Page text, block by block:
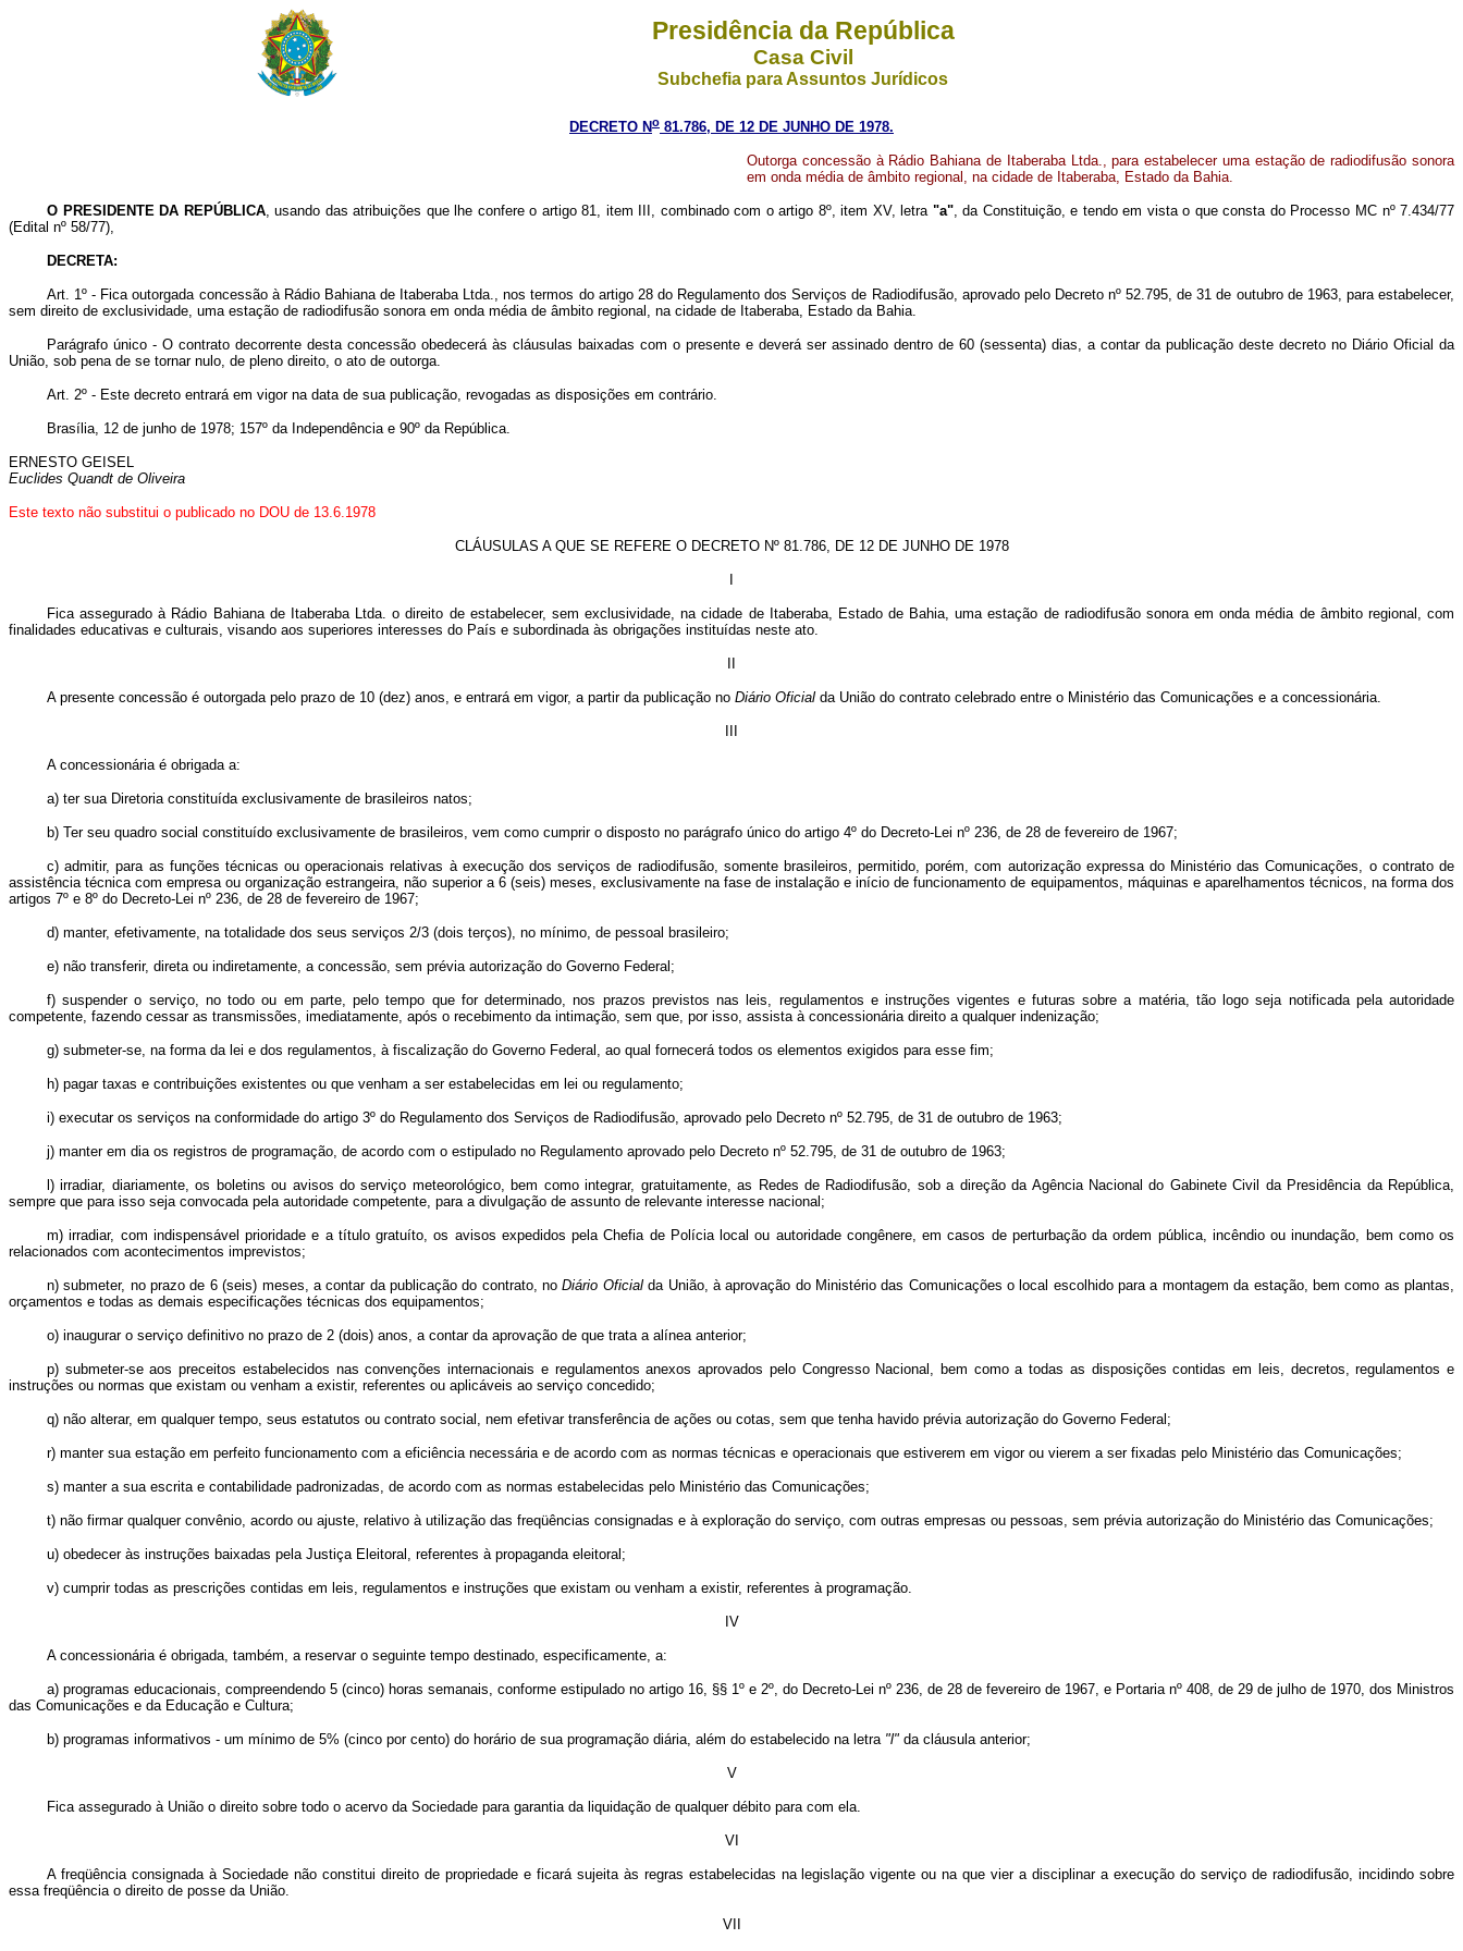
Presidência da República
Casa Civil
Subchefia para Assuntos Jurídicos
DECRETO No 81.786, DE 12 DE JUNHO DE 1978.
Outorga concessão à Rádio Bahiana de Itaberaba Ltda., para estabelecer uma estação de radiodifusão sonora
em onda média de âmbito regional, na cidade de Itaberaba, Estado da Bahia.
O PRESIDENTE DA REPÚBLICA, usando das atribuições que lhe confere o artigo 81, item III, combinado com o artigo 8º, item XV, letra "a", da Constituição, e tendo em vista o que consta do Processo MC nº 7.434/77
(Edital nº 58/77),
DECRETA:
Art. 1º - Fica outorgada concessão à Rádio Bahiana de Itaberaba Ltda., nos termos do artigo 28 do Regulamento dos Serviços de Radiodifusão, aprovado pelo Decreto nº 52.795, de 31 de outubro de 1963, para estabelecer,
sem direito de exclusividade, uma estação de radiodifusão sonora em onda média de âmbito regional, na cidade de Itaberaba, Estado da Bahia.
Parágrafo único - O contrato decorrente desta concessão obedecerá às cláusulas baixadas com o presente e deverá ser assinado dentro de 60 (sessenta) dias, a contar da publicação deste decreto no Diário Oficial da
União, sob pena de se tornar nulo, de pleno direito, o ato de outorga.
Art. 2º - Este decreto entrará em vigor na data de sua publicação, revogadas as disposições em contrário.
Brasília, 12 de junho de 1978; 157º da Independência e 90º da República.
ERNESTO GEISEL
Euclides Quandt de Oliveira
Este texto não substitui o publicado no DOU de 13.6.1978
CLÁUSULAS A QUE SE REFERE O DECRETO Nº 81.786, DE 12 DE JUNHODE 1978
Fica assegurado à Rádio Bahiana de Itaberaba Ltda. o direito de estabelecer, sem exclusividade, na cidade de Itaberaba, Estado de Bahia, uma estação de radiodifusão sonora em onda média de âmbito regional, com
finalidades educativas e culturais, visando aos superiores interesses do País e subordinada às obrigações instituídas neste ato.
A presente concessão é outorgada pelo prazo de 10 (dez) anos, e entrará em vigor, a partir da publicação no Diário Oficial da União do contrato celebrado entre o Ministério das Comunicações e a concessionária.
A concessionária é obrigada a:
a) ter sua Diretoria constituída exclusivamente de brasileiros natos;
b) Ter seu quadro social constituído exclusivamente de brasileiros, vem como cumprir o disposto no parágrafo único do artigo 4º do Decreto-Lei nº 236, de 28 de fevereiro de 1967;
c) admitir, para as funções técnicas ou operacionais relativas à execução dos serviços de radiodifusão, somente brasileiros, permitido, porém, com autorização expressa do Ministério das Comunicações, o contrato de
assistência técnica com empresa ou organização estrangeira, não superior a 6 (seis) meses, exclusivamente na fase de instalação e início de funcionamento de equipamentos, máquinas e aparelhamentos técnicos, na forma dos
artigos 7º e 8º do Decreto-Lei nº 236, de 28 de fevereiro de 1967;
d) manter, efetivamente, na totalidade dos seus serviços 2/3 (dois terços), no mínimo, de pessoal brasileiro;
e) não transferir, direta ou indiretamente, a concessão, sem prévia autorização do Governo Federal;
f) suspender o serviço, no todo ou em parte, pelo tempo que for determinado, nos prazos previstos nas leis, regulamentos e instruções vigentes e futuras sobre a matéria, tão logo seja notificada pela autoridade
competente, fazendo cessar as transmissões, imediatamente, após o recebimento da intimação, sem que, por isso, assista à concessionária direito a qualquer indenização;
g) submeter-se, na forma da lei e dos regulamentos, à fiscalização do Governo Federal, ao qual fornecerá todos os elementos exigidos para esse fim;
h) pagar taxas e contribuições existentes ou que venham a ser estabelecidas em lei ou regulamento;
i) executar os serviços na conformidade do artigo 3º do Regulamento dos Serviços de Radiodifusão, aprovado pelo Decreto nº 52.795, de 31 de outubro de 1963;
j) manter em dia os registros de programação, de acordo com o estipulado no Regulamento aprovado pelo Decreto nº 52.795, de 31 de outubro de 1963;
l) irradiar, diariamente, os boletins ou avisos do serviço meteorológico, bem como integrar, gratuitamente, as Redes de Radiodifusão, sob a direção da Agência Nacional do Gabinete Civil da Presidência da República,
sempre que para isso seja convocada pela autoridade competente, para a divulgação de assunto de relevante interesse nacional;
m) irradiar, com indispensável prioridade e a título gratuíto, os avisos expedidos pela Chefia de Polícia local ou autoridade congênere, em casos de perturbação da ordem pública, incêndio ou inundação, bem como os
relacionados com acontecimentos imprevistos;
n) submeter, no prazo de 6 (seis) meses, a contar da publicação do contrato, noDiário Oficialda União, à aprovação do Ministério das Comunicações o local escolhido para a montagem da estação, bem como as plantas,
orçamentos e todas as demais especificações técnicas dos equipamentos;
o) inaugurar o serviço definitivo no prazo de 2 (dois) anos, a contar da aprovação de que trata a alínea anterior;
p) submeter-se aos preceitos estabelecidos nas convenções internacionais e regulamentos anexos aprovados pelo Congresso Nacional, bem como a todas as disposições contidas em leis, decretos, regulamentos e
instruções ou normas que existam ou venham a existir, referentes ou aplicáveis ao serviço concedido;
q) não alterar, em qualquer tempo, seus estatutos ou contrato social, nem efetivar transferência de ações ou cotas, sem que tenha havido prévia autorização do Governo Federal;
r) manter sua estação em perfeito funcionamento com a eficiência necessária e de acordo com as normas técnicas e operacionais que estiverem em vigor ou vierem a ser fixadas pelo Ministério das Comunicações;
s) manter a sua escrita e contabilidade padronizadas, de acordo com as normas estabelecidas pelo Ministério das Comunicações;
t) não firmar qualquer convênio, acordo ou ajuste, relativo à utilização das freqüências consignadas e à exploração do serviço, com outras empresas ou pessoas, sem prévia autorização do Ministério das Comunicações;
u) obedecer às instruções baixadas pela Justiça Eleitoral, referentes à propaganda eleitoral;
v) cumprir todas as prescrições contidas em leis, regulamentos e instruções que existam ou venham a existir, referentes à programação.
IV
A concessionária é obrigada, também, a reservar o seguinte tempo destinado, especificamente, a:
a) programas educacionais, compreendendo 5 (cinco) horas semanais, conforme estipulado no artigo 16, §§ 1º e 2º, do Decreto-Lei nº 236, de 28 de fevereiro de 1967, e Portaria nº 408, de 29 de julho de 1970, dos Ministros
das Comunicações e da Educação e Cultura;
b) programas informativos - um mínimo de 5% (cinco por cento) do horário de sua programação diária, além do estabelecido na letra "l" da cláusula anterior;
V
Fica assegurado à União o direito sobre todo o acervo da Sociedade para garantia da liquidação de qualquer débito para com ela.
VI
A freqüência consignada à Sociedade não constitui direito de propriedade e ficará sujeita às regras estabelecidas na legislação vigente ou na que vier a disciplinar a execução do serviço de radiodifusão, incidindo sobre
essa freqüência o direito de posse da União.
VII